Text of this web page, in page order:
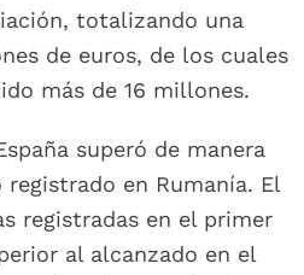
totalizando una
de euros, de los cuales
más de 16 millones.
superó de manera
en Rumanía. El
registradas en el primer
al alcanzado en el